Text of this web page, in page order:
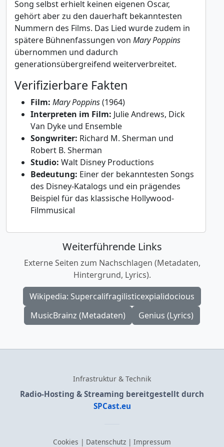
Song selbst erhielt keinen eigenen Oscar,
gehört aber zu den dauerhaft bekanntesten
Nummern des Films. Das Lied wurde zudem in
spätere Bühnenfassungen von Mary Poppins
übernommen und dadurch
generationsübergreifend weiterverbreitet.
Verifizierbare Fakten
Film: Mary Poppins(1964)
Interpreten im Film: Julie Andrews, Dick
Van Dyke und Ensemble
Songwriter: Richard M. Sherman und
Robert B. Sherman
Studio: Walt Disney Productions
Bedeutung: Einer der bekanntesten Songs
des Disney-Katalogs und ein prägendes
Beispiel für das klassische Hollywood-
Filmmusical
Weiterführende Links
Externe Seiten zum Nachschlagen (Metadaten,
Hintergrund, Lyrics).
Wikipedia: Supercalifragilisticexpialidocious
MusicBrainz (Metadaten)
Genius (Lyrics)
Infrastruktur & Technik
Radio-Hosting & Streaming bereitgestellt durch
SPCast.eu
Cookies | Datenschutz | Impressum